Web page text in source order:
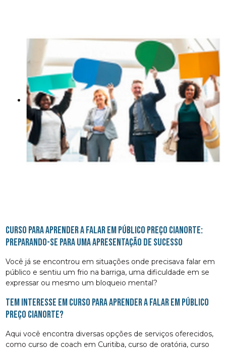
curso para aprender a falar em público preço Cianorte:
Preparando-se para uma apresentação de sucesso
Você já se encontrou em situações onde precisava falar em
público e sentiu um frio na barriga, uma dificuldade em se
expressar ou mesmo um bloqueio mental?
Tem interesse em curso para aprender a falar em público
preço Cianorte?
Aqui você encontra diversas opções de serviços oferecidos,
como curso de coach em Curitiba, curso de oratória, curso